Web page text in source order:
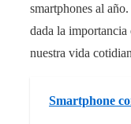
smartphones al
dada la importancia
nuestra vida
Smartphone